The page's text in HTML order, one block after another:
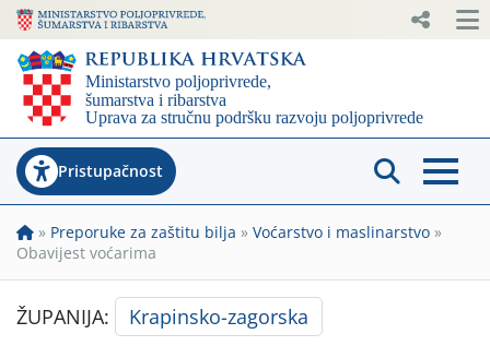
Pristupačnost
» Preporuke za zaštitu bilja » Voćarstvo i maslinarstvo »
Obavijest voćarima
ŽUPANIJA: Krapinsko-zagorska